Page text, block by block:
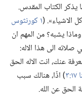
يذكر الكتاب المقدس.‏
الاشياء».‏ (‏ ١ كورنثوس
يشبه؟‏ من المهم ان
الى هذا الاله:‏
عنك،‏ انت الاله الحق
‏)‏ اذًا،‏ هنالك سبب
الحق عن الله.‏